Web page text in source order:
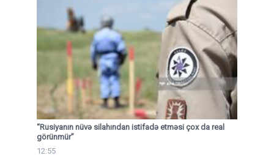
“Rusiyanın nüvə silahından istifadə etməsi çox da real
görünmür”
12:55